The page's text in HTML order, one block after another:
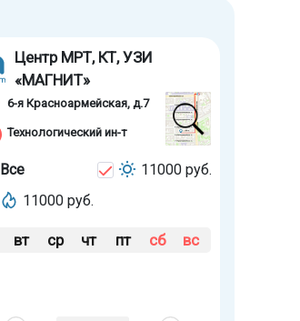
Центр МРТ, КТ, УЗИ
«МАГНИТ»
6-я Красноармейская, д.7
Технологический ин-т
Все
11000 руб.
11000 руб.
вт ср чт пт сб вс